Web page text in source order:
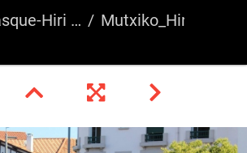
Hendaia 2016 Mutxiko_Hiri Besta_2016_24